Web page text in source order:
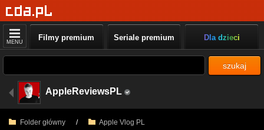
MENU Filmy premium Seriale premium Dla dzieci
szukaj
AppleReviewsPL
Folder główny / Apple Vlog PL